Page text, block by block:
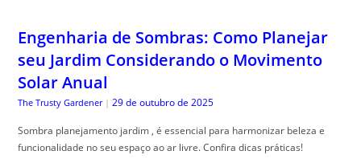
Engenharia de Sombras: Como Planejar
seu Jardim Considerando o Movimento
Solar Anual
The Trusty Gardener | 29 de outubro de 2025
Sombra planejamento jardim , é essencial para harmonizar beleza e
funcionalidade no seu espaço ao ar livre. Confira dicas práticas!